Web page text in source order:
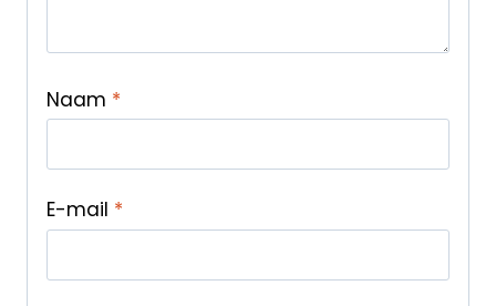
Naam *
E-mail *